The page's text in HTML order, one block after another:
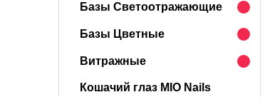
Базы Светоотражающие
Базы Цветные
Витражные
Кошачий глаз MIO Nails